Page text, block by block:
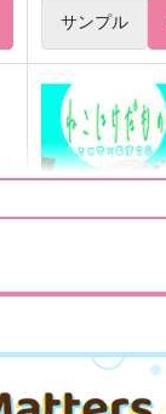
サンプル